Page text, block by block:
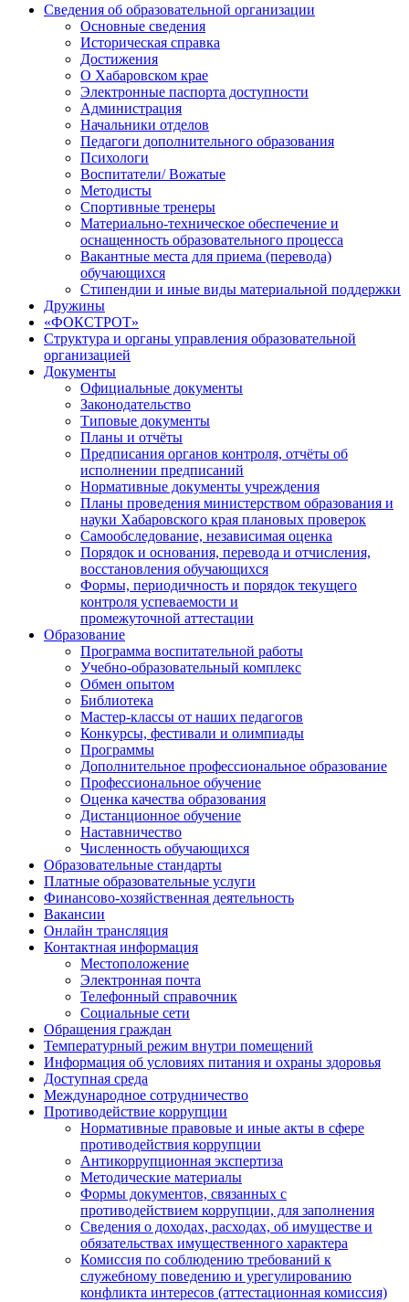
Сведения об образовательной организации
Основные сведения
Историческая справка
Достижения
О Хабаровском крае
Электронные паспорта доступности
Администрация
Начальники отделов
Педагоги дополнительного образования
Психологи
Воспитатели/ Вожатые
Методисты
Спортивные тренеры
Материально-техническое обеспечение и
оснащенность образовательного процесса
Вакантные места для приема (перевода)
обучающихся
Стипендии и иные виды материальной поддержки
Дружины
«ФОКСТРОТ»
Структура и органы управления образовательной
организацией
Документы
Официальные документы
Законодательство
Типовые документы
Планы и отчёты
Предписания органов контроля, отчёты об
исполнении предписаний
Нормативные документы учреждения
Планы проведения министерством образования и
науки Хабаровского края плановых проверок
Самообследование, независимая оценка
Порядок и основания, перевода и отчисления,
восстановления обучающихся
Формы, периодичность и порядок текущего
контроля успеваемости и
промежуточной аттестации
Образование
Программа воспитательной работы
Учебно-образовательный комплекс
Обмен опытом
Библиотека
Мастер-классы от наших педагогов
Конкурсы, фестивали и олимпиады
Программы
Дополнительное профессиональное образование
Профессиональное обучение
Оценка качества образования
Дистанционное обучение
Наставничество
Численность обучающихся
Образовательные стандарты
Платные образовательные услуги
Финансово-хозяйственная деятельность
Вакансии
Онлайн трансляция
Контактная информация
Местоположение
Электронная почта
Телефонный справочник
Социальные сети
Обращения граждан
Температурный режим внутри помещений
Информация об условиях питания и охраны здоровья
Доступная среда
Международное сотрудничество
Противодействие коррупции
Нормативные правовые и иные акты в сфере
противодействия коррупции
Антикоррупционная экспертиза
Методические материалы
Формы документов, связанных с
противодействием коррупции, для заполнения
Сведения о доходах, расходах, об имуществе и
обязательствах имущественного характера
Комиссия по соблюдению требований к
служебному поведению и урегулированию
конфликта интересов (аттестационная комиссия)